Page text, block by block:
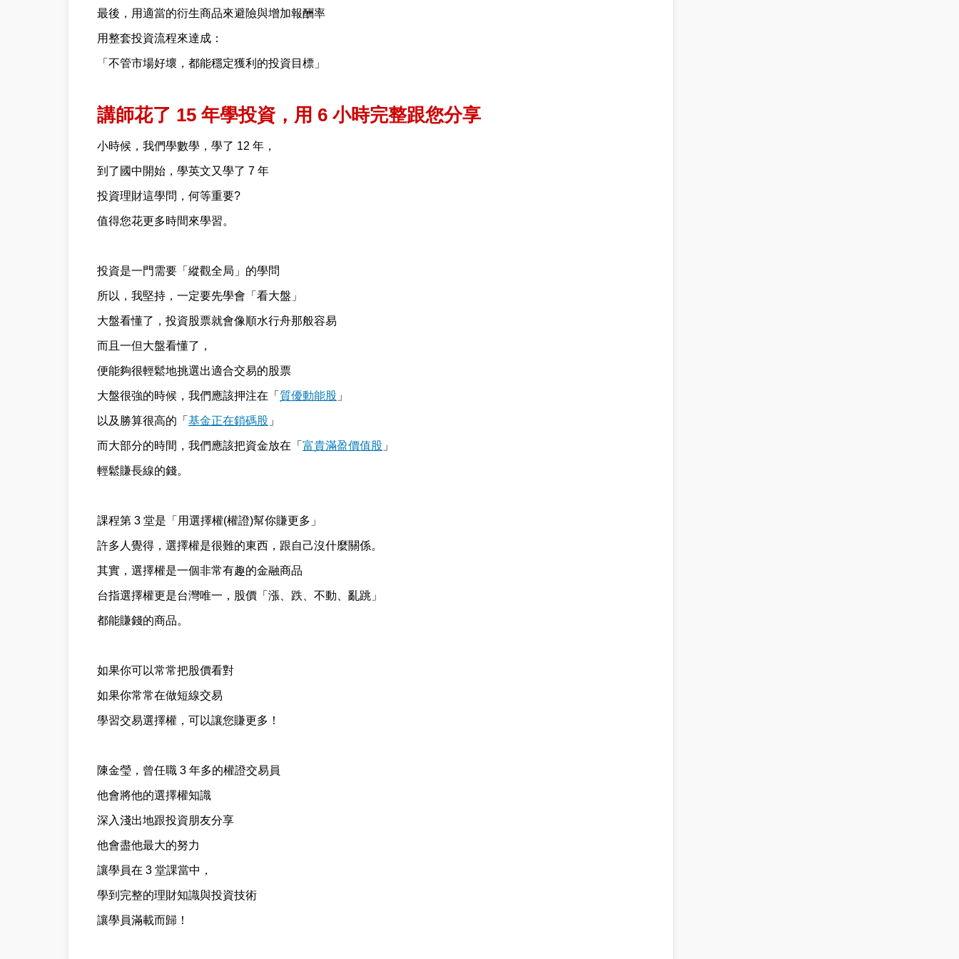
最後，用適當的衍生商品來避險與增加報酬率
用整套投資流程來達成：
「不管市場好壞，都能穩定獲利的投資目標」
講師花了 15 年學投資，用 6 小時完整跟您分享
小時候，我們學數學，學了 12 年，
到了國中開始，學英文又學了 7 年
投資理財這學問，何等重要?
值得您花更多時間來學習。
投資是一門需要「縱觀全局」的學問
所以，我堅持，一定要先學會「看大盤」
大盤看懂了，投資股票就會像順水行舟那般容易
而且一但大盤看懂了，
便能夠很輕鬆地挑選出適合交易的股票
大盤很強的時候，我們應該押注在「 質優動能股 」
以及勝算很高的「 基金正在鎖碼股 」
而大部分的時間，我們應該把資金放在「 富貴滿盈價值股 」
輕鬆賺長線的錢。
課程第 3 堂是「用選擇權(權證)幫你賺更多」
許多人覺得，選擇權是很難的東西，跟自己沒什麼關係。
其實，選擇權是一個非常有趣的金融商品
台指選擇權更是台灣唯一，股價「漲、跌、不動、亂跳」
都能賺錢的商品。
如果你可以常常把股價看對
如果你常常在做短線交易
學習交易選擇權，可以讓您賺更多！
陳金瑩，曾任職 3 年多的權證交易員
他會將他的選擇權知識
深入淺出地跟投資朋友分享
他會盡他最大的努力
讓學員在 3 堂課當中，
學到完整的理財知識與投資技術
讓學員滿載而歸！